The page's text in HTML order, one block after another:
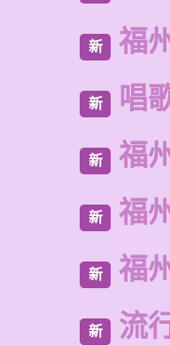
新 福
新 唱
新 福
新 福
新 福
新 流